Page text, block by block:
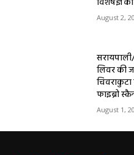
August 2,
लिवर की
फाइब्रो
August 1,